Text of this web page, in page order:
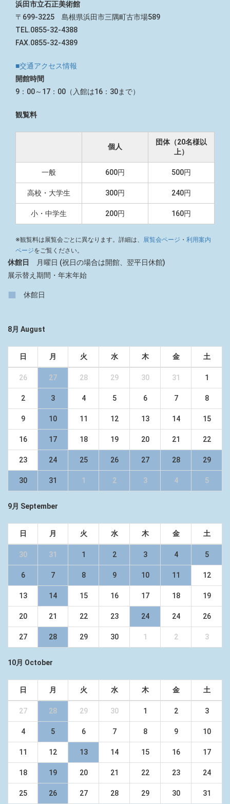
浜田市立石正美術館
〒699-3225 島根県浜田市三隅町古市場589
TEL.0855-32-4388
FAX.0855-32-4389
■交通アクセス情報
開館時間
9：00～17：00（入館は16：30まで）
観覧料
個人
団体（20名様以
上）
一般 600円 500円
高校・大学生 300円 240円
小・中学生 200円 160円
※観覧料は展覧会ごとに異なります。詳細は、 展覧会ページ ・ 利用案内
ページをご覧ください。
休館日
月曜日 (祝日の場合は開館、翌平日休館)
展示替え期間・年末年始
■ 休館日
8月 August
日 月 火 水 木 金 土
26 27 28 29 30 31 1
2 3 4 5 6 7 8
9 10 11 12 13 14 15
16 17 18 19 20 21 22
23 24 25 26 27 28 29
30 31 1 2 3 4 5
9月 September
日 月 火 水 木 金 土
30 31 1 2 3 4 5
6 7 8 9 10 11 12
13 14 15 16 17 18 19
20 21 22 23 24 24 26
27 28 29 30 1 2 3
10月 October
日 月 火 水 木 金 土
27 28 29 30 1 2 3
4 5 6 7 8 9 10
11 12 13 14 15 16 17
18 19 20 21 22 23 24
25 26 27 28 29 30 31